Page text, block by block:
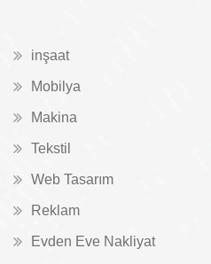
inşaat
Mobilya
Makina
Tekstil
Web Tasarım
Reklam
Evden Eve Nakliyat